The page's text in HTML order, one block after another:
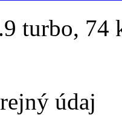
turbo, 74
údaj